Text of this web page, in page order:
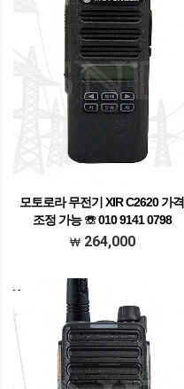
모토로라 무전기 XIR C2620 가격
조정 가능 ☏ 010 9141 0798
단종제품
264,000